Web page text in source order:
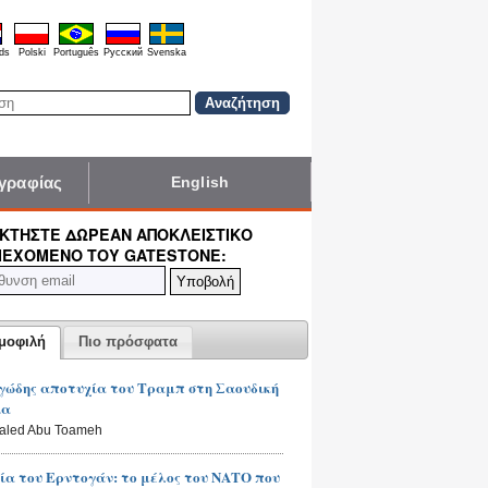
Polski Português Pyccĸий Svenska
English
ΔΩΡΕΆΝ ΑΠΟΚΛΕΙΣΤΙΚΌ
ΤΟΥ GATESTONE:
Πιο πρόσφατα
αποτυχία του Τραμπ στη Σαουδική
Abu Toameh
του Ερντογάν: το μέλος του ΝΑΤΟ που